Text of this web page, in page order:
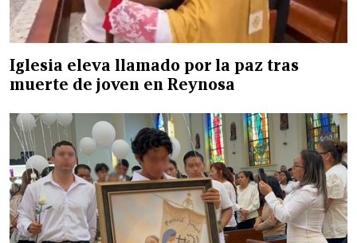
Iglesia eleva llamado por la paz tras
muerte de joven en Reynosa